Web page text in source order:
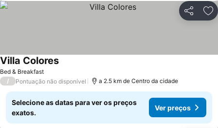
Partilhar
Bed & Breakfast
Villa Colores
/ Pontuação não disponível a 2.5 km de Centro da cidade
Selecione as datas para ver os preços
exatos.
Ver preços